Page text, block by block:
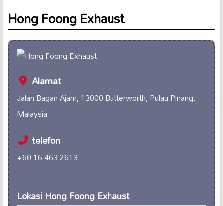
Hong Foong Exhaust
Alamat
Jalan Bagan Ajam, 13000 Butterworth, Pulau Pinang,
Malaysia
telefon
+60 16-463 2613
Lokasi Hong Foong Exhaust